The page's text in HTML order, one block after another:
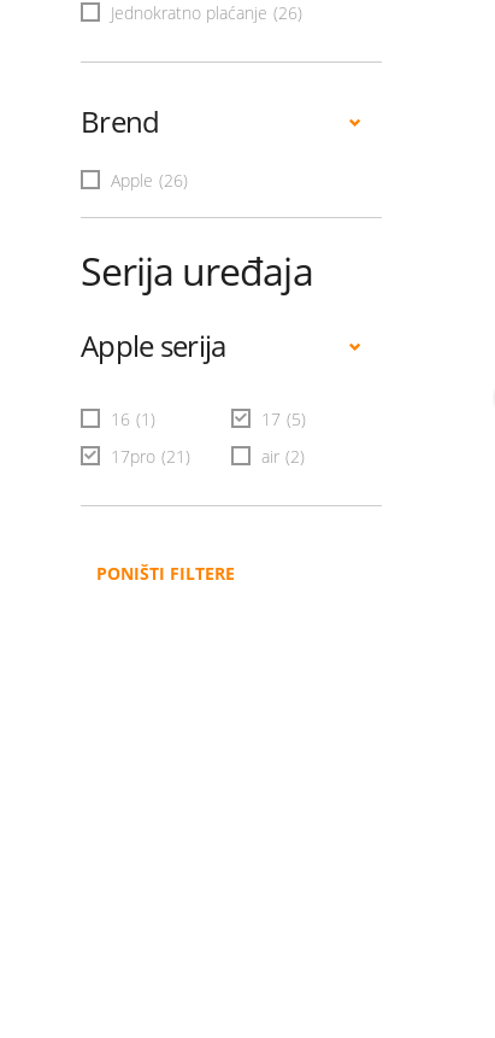
Jednokratno plaćanje (26)
Brend
Apple (26)
Serija uređaja
Apple serija
16 (1) 17 (5)
17pro (21) air (2)
PONIŠTI FILTERE